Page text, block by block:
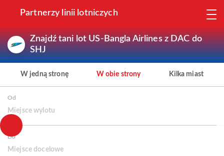
Partnerzy linii lotniczych
Znajdź tani lot US-Bangla Airlines z DAC do
SHJ
W jedną stronę W obie strony Kilka miast
Od
Miejsce wylotu
Do
Miejsce docelowe